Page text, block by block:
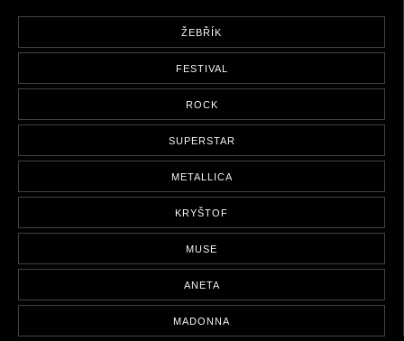
ŽEBŘÍK
FESTIVAL
ROCK
SUPERSTAR
METALLICA
KRYŠTOF
MUSE
ANETA
MADONNA